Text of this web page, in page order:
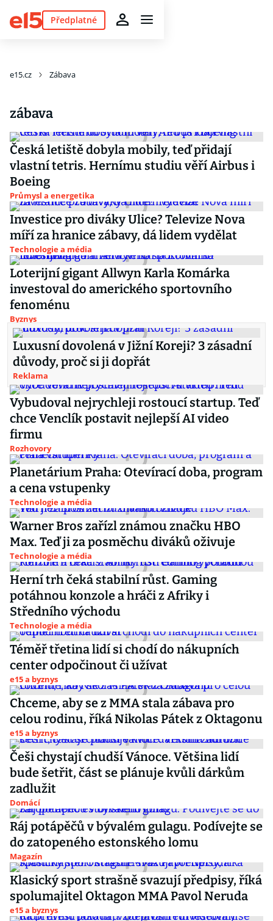
Předplatné
e15.cz Zábava
zábava
Česká letiště dobyla mobily, teď přidají
vlastní tetris. Hernímu studiu věří Airbus i
Boeing
Průmysl a energetika
Investice pro diváky Ulice? Televize Nova
míří za hranice zábavy, dá lidem vydělat
Technologie a média
Loterijní gigant Allwyn Karla Komárka
investoval do amerického sportovního
fenoménu
Byznys
Luxusní dovolená v Jižní Koreji? 3 zásadní
důvody, proč si ji dopřát
Reklama
Vybudoval nejrychleji rostoucí startup. Teď
chce Venclík postavit nejlepší AI video
firmu
Rozhovory
Planetárium Praha: Otevírací doba, program
a cena vstupenky
Technologie a média
Warner Bros zařízl známou značku HBO
Max. Teď ji za posměchu diváků oživuje
Technologie a média
Herní trh čeká stabilní růst. Gaming
potáhnou konzole a hráči z Afriky i
Středního východu
Technologie a média
Téměř třetina lidí si chodí do nákupních
center odpočinout či užívat
e15 a byznys
Chceme, aby se z MMA stala zábava pro
celou rodinu, říká Nikolas Pátek z Oktagonu
e15 a byznys
Češi chystají chudší Vánoce. Většina lidí
bude šetřit, část se plánuje kvůli dárkům
zadlužit
Domácí
Ráj potápěčů v bývalém gulagu. Podívejte se
do zatopeného estonského lomu
Magazín
Klasický sport strašně svazují předpisy, říká
spolumajitel Oktagon MMA Pavol Neruda
e15 a byznys